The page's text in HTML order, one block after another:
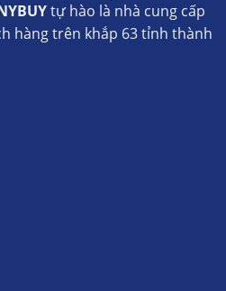
tự hào là nhà cung cấp
hàng trên khắp 63 tỉnh thành